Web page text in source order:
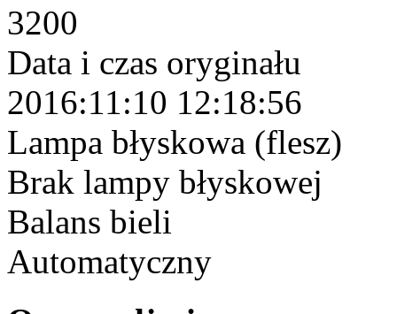
3200
Data i czas oryginału
2016:11:10 12:18:56
Lampa błyskowa (flesz)
Brak lampy błyskowej
Balans bieli
Automatyczny